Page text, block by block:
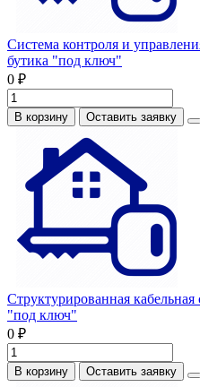
Система контроля и
бутика "под ключ"
0 ₽
В корзину Оставить заявку
Структурированная
"под ключ"
0 ₽
В корзину Оставить заявку